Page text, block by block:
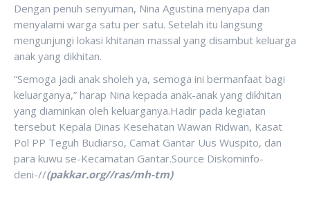
Dengan penuh senyuman, Nina Agustina menyapa dan
menyalami warga satu per satu. Setelah itu langsung
mengunjungi lokasi khitanan massal yang disambut keluarga
anak yang dikhitan.
“Semoga jadi anak sholeh ya, semoga ini bermanfaat bagi
keluarganya,” harap Nina kepada anak-anak yang dikhitan
yang diaminkan oleh keluarganya.Hadir pada kegiatan
tersebut Kepala Dinas Kesehatan Wawan Ridwan, Kasat
Pol PP Teguh Budiarso, Camat Gantar Uus Wuspito, dan
para kuwu se-Kecamatan Gantar.Source Diskominfo-
deni-//(pakkar.org//ras/mh-tm)